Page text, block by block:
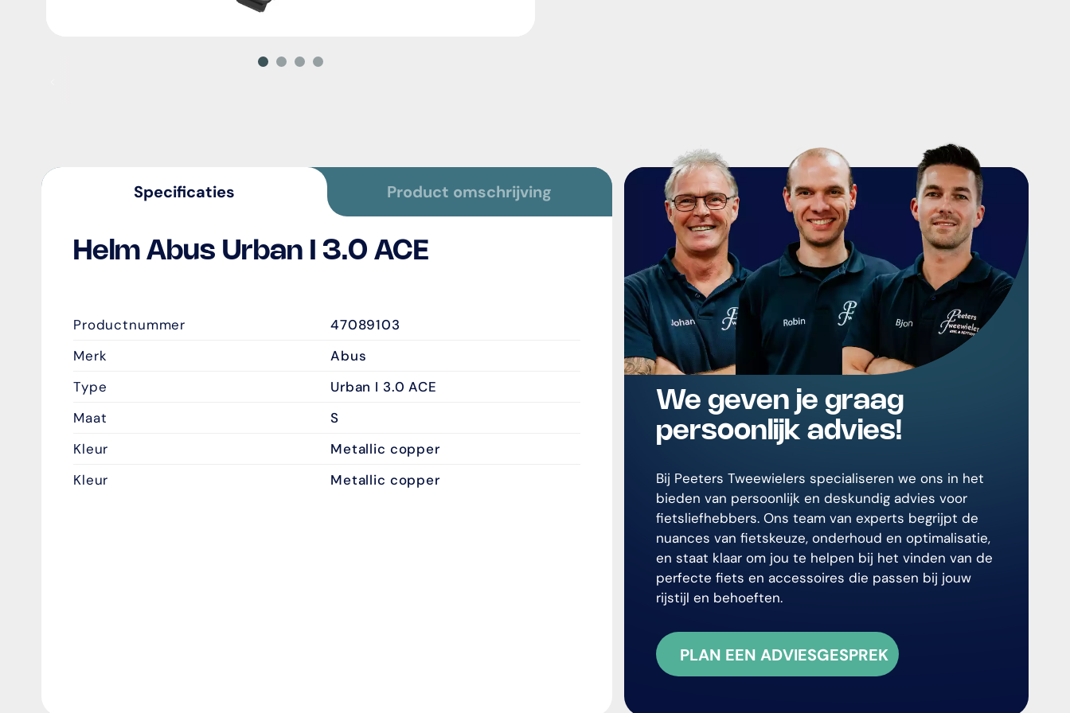
Specificaties Product omschrijving
Helm Abus Urban I 3.0 ACE
Productnummer
47089103
Merk
Abus
Type
Urban I 3.0 ACE
Maat
S
Kleur
Metallic copper
Kleur
Metallic copper
We geven je graag
persoonlijk advies!
Bij Peeters Tweewielers specialiseren we ons in het
bieden van persoonlijk en deskundig advies voor
fietsliefhebbers. Ons team van experts begrijpt de
nuances van fietskeuze, onderhoud en optimalisatie,
en staat klaar om jou te helpen bij het vinden van de
perfecte fiets en accessoires die passen bij jouw
rijstijl en behoeften.
PLAN EEN ADVIESGESPREK